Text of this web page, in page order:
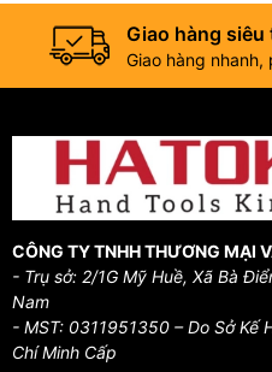
Giao hàng siêu
Giao hàng nhanh,
CÔNG TY TNHH THƯƠNG MẠI
- Trụ sở: 2/1G Mỹ Huề, Xã Bà
Nam
- MST: 0311951350 – Do Sở Kế
Chí Minh Cấp